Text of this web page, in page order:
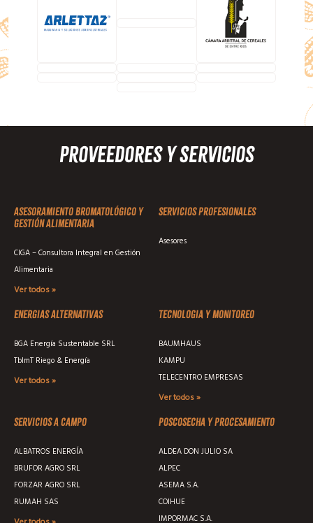
Proveedores y Servicios
Asesoramiento Bromatológico y
Gestión Alimentaria
CIGA – Consultora Integral en Gestión
Alimentaria
Ver todos »
Servicios profesionales
Asesores
Energias alternativas
BGA Energía Sustentable SRL
TblmT Riego & Energía
Ver todos »
Tecnologia y monitoreo
BAUMHAUS
KAMPU
TELECENTRO EMPRESAS
Ver todos »
Servicios a campo
ALBATROS ENERGÍA
BRUFOR AGRO SRL
FORZAR AGRO SRL
RUMAH SAS
Poscosecha y procesamiento
ALDEA DON JULIO SA
ALPEC
ASEMA S.A.
COIHUE
IMPORMAC S.A.